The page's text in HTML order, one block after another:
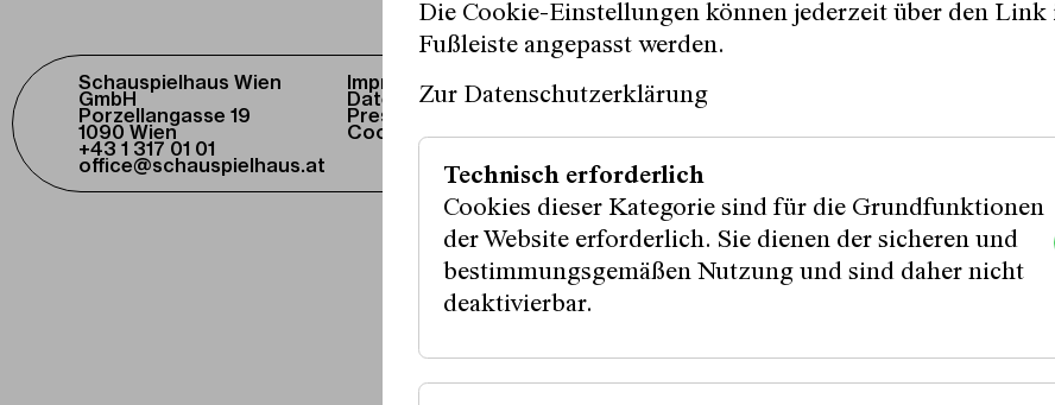
Schauspielhaus Wien
GmbH
Porzellangasse 19
1090 Wien
+43 1 317 01 01
office@schauspielhaus.at
Impressum /
Datenschutz
Presse / Downloads
Cookie-Einstellungen
Instagram
Facebook
Fördergeber:innen: Partner:in:
Die Cookie-Einstellungen können jederzeit über den Link
Fußleiste angepasst werden.
Zur Datenschutzerklärung
Technisch erforderlich
Cookies dieser Kategorie sind für die Grundfunktionen
der Website erforderlich. Sie dienen der sicheren und
bestimmungsgemäßen Nutzung und sind daher nicht
deaktivierbar.